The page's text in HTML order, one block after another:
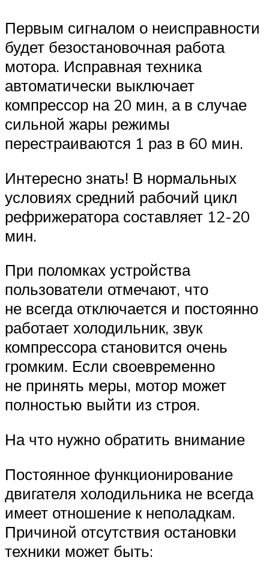
Первым сигналом о неисправности
будет безостановочная работа
мотора. Исправная техника
автоматически выключает
компрессор на 20 мин, а в случае
сильной жары режимы
перестраиваются 1 раз в 60 мин.
Интересно знать! В нормальных
условиях средний рабочий цикл
рефрижератора составляет 12-20
мин.
При поломках устройства
пользователи отмечают, что
не всегда отключается и постоянно
работает холодильник, звук
компрессора становится очень
громким. Если своевременно
не принять меры, мотор может
полностью выйти из строя.
На что нужно обратить внимание
Постоянное функционирование
двигателя холодильника не всегда
имеет отношение к неполадкам.
Причиной отсутствия остановки
техники может быть: